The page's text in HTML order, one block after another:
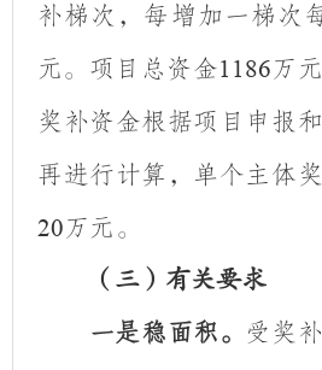
补梯次， 每增加一梯次
元。 项目总资金1186万元
奖补资金根据项目申报
再进行计算，单个主体
20万元。
（三）有关要求
一是稳面积。
受奖